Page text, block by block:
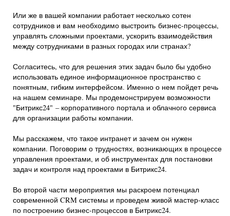
Или же в вашей компании работает несколько сотен
сотрудников и вам необходимо выстроить бизнес-процессы,
управлять сложными проектами, ускорить взаимодействия
между сотрудниками в разных городах или странах?
Согласитесь, что для решения этих задач было бы удобно
использовать единое информационное пространство с
понятным, гибким интерфейсом. Именно о нем пойдет речь
на нашем семинаре. Мы продемонстрируем возможности
"Битрикс24" – корпоративного портала и облачного сервиса
для организации работы компании.
Мы расскажем, что такое интранет и зачем он нужен
компании. Поговорим о трудностях, возникающих в процессе
управления проектами, и об инструментах для постановки
задач и контроля над проектами в Битрикс24.
Во второй части мероприятия мы раскроем потенциал
современной CRM системы и проведем живой мастер-класс
по построению бизнес-процессов в Битрикс24.